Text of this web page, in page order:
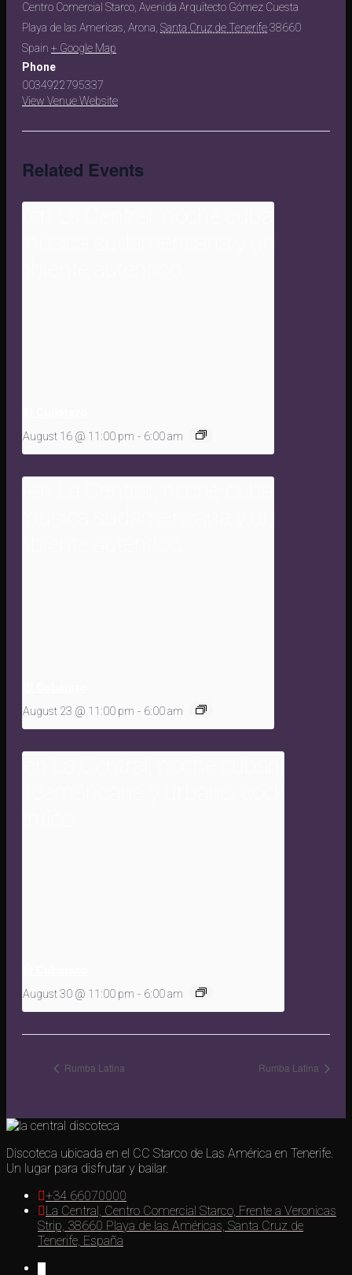
Centro Comercial Starco, Avenida Arquitecto Gómez Cuesta
Playa de las Americas, Arona Santa Cruz de Tenerife38660
Spain + Google Map
Phone
0034922795337
View Venue Website
Related Events
August 16 @ 11:00 pm - 6:00 am
August 23 @ 11:00 pm - 6:00 am
August 30 @ 11:00 pm - 6:00 am
Rumba Latina Rumba Latina
Discoteca ubicada en el CC Starco de Las América en Tenerife.
Un lugar para disfrutar y bailar.
+34 66070000
La Central, Centro Comercial Starco, Frente a Veronicas
Strip, 38660 Playa de las Américas, Santa Cruz de
Tenerife, España